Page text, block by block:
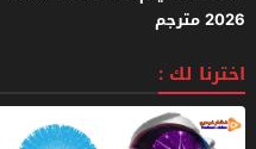
2026 مترجم
اخترنا لك :